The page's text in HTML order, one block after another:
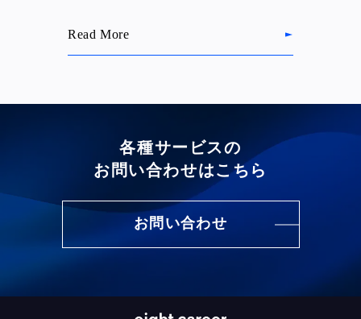
Read More
各種サービスの
お問い合わせはこちら
お問い合わせ